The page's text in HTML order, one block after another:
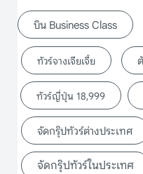
บิน Business Class
ทัวร์จางเจียเจี้ย
ทัวร์ญี่ปุ่น 18,999
จัดกรุ๊ปทัวร์ต่างประเทศ
จัดกรุ๊ปทัวร์ในประเทศ